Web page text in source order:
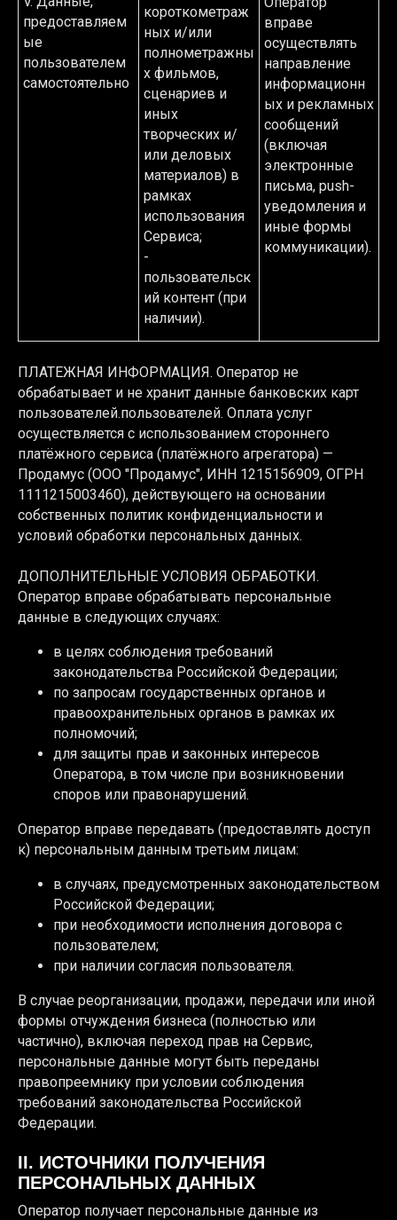
вправе
осуществлять
направление
информационн
ых и рекламных
сообщений
(включая
электронные
письма, push-
уведомления и
иные формы
коммуникации).
предоставляем
ые
пользователем
самостоятельно
короткометраж
ных и/или
полнометражны
х фильмов,
сценариев и
иных
творческих и/
или деловых
материалов) в
рамках
использования
Сервиса;
-
пользовательск
ий контент (при
наличии).
ПЛАТЕЖНАЯ ИНФОРМАЦИЯ. Оператор не
обрабатывает и не хранит данные банковских карт
пользователей.пользователей. Оплата услуг
осуществляется с использованием стороннего
платёжного сервиса (платёжного агрегатора) —
Продамус (ООО "Продамус", ИНН 1215156909, ОГРН
1111215003460), действующего на основании
собственных политик конфиденциальности и
условий обработки персональных данных.
ДОПОЛНИТЕЛЬНЫЕ УСЛОВИЯ ОБРАБОТКИ.
Оператор вправе обрабатывать персональные
данные в следующих случаях:
в целях соблюдения требований
законодательства Российской Федерации;
по запросам государственных органов и
правоохранительных органов в рамках их
полномочий;
для защиты прав и законных интересов
Оператора, в том числе при возникновении
споров или правонарушений.
Оператор вправе передавать (предоставлять доступ
к) персональным данным третьим лицам:
в случаях, предусмотренных законодательством
Российской Федерации;
при необходимости исполнения договора с
пользователем;
при наличии согласия пользователя.
В случае реорганизации, продажи, передачи или иной
формы отчуждения бизнеса (полностью или
частично), включая переход прав на Сервис,
персональные данные могут быть переданы
правопреемнику при условии соблюдения
требований законодательства Российской
Федерации.
II. ИСТОЧНИКИ ПОЛУЧЕНИЯ
ПЕРСОНАЛЬНЫХ ДАННЫХ
Оператор получает персональные данные из